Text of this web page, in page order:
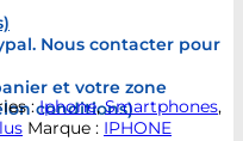
Nous contacter pour
et votre zone
conditions)
:Iphone,Smartphones,
Marque : IPHONE